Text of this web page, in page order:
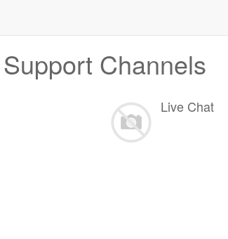
Channels
Live Chat